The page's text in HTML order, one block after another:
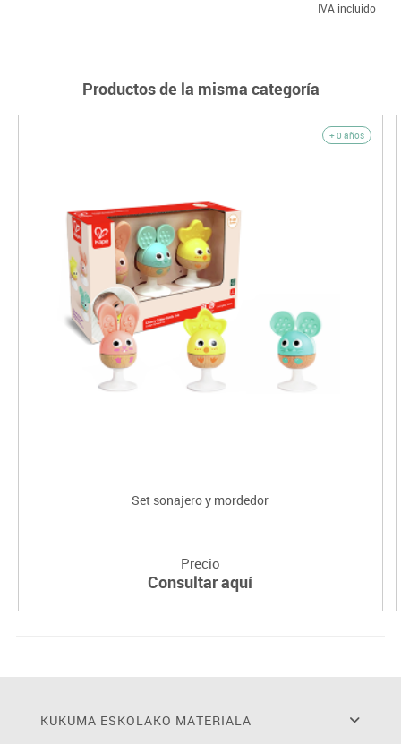
IVA incluido
Productos de la misma categoría
+ 0 años
Set sonajero y mordedor
Precio
Consultar aquí
KUKUMA ESKOLAKO MATERIALA